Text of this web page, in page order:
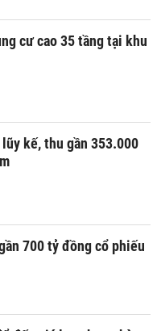
cư cao 35 tầng tại khu
lũy kế, thu gần 353.000
700 tỷ đồng cổ phiếu